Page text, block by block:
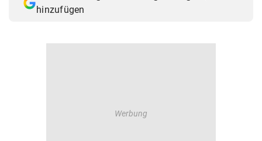
hinzufügen